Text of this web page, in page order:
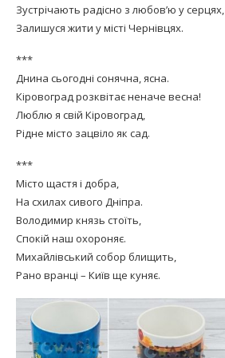
Зустрічають радісно з любов’ю у серцях,
Залишуся жити у місті Чернівцях.
***
Днина сьогодні сонячна, ясна.
Кіровоград розквітає неначе весна!
Люблю я свій Кіровоград,
Рідне місто зацвіло як сад.
***
Місто щастя і добра,
На схилах сивого Дніпра.
Володимир князь стоїть,
Спокій наш охороняє.
Михайлівський собор блищить,
Рано вранці – Київ ще куняє.